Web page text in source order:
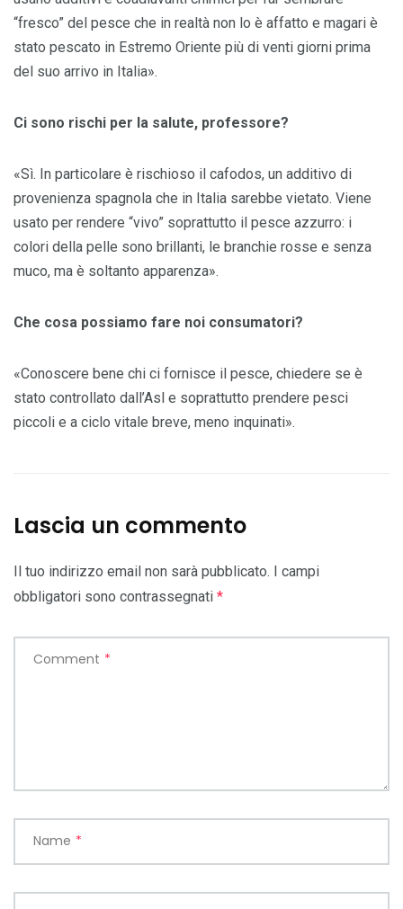
“fresco” del pesce che in realtà non lo è affatto e magari è
stato pescato in Estremo Oriente più di venti giorni prima
del suo arrivo in Italia».
Ci sono rischi per la salute, professore?
«Sì. In particolare è rischioso il cafodos, un additivo di
provenienza spagnola che in Italia sarebbe vietato. Viene
usato per rendere “vivo” soprattutto il pesce azzurro: i
colori della pelle sono brillanti, le branchie rosse e senza
muco, ma è soltanto apparenza».
Che cosa possiamo fare noi consumatori?
«Conoscere bene chi ci fornisce il pesce, chiedere se è
stato controllato dall’Asl e soprattutto prendere pesci
piccoli e a ciclo vitale breve, meno inquinati».
Lascia un commento
Il tuo indirizzo email non sarà pubblicato. I campi
obbligatori sono contrassegnati *
Comment *
Name *